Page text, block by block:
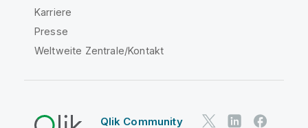
Karriere
Presse
Weltweite Zentrale/Kontakt
Qlik Community